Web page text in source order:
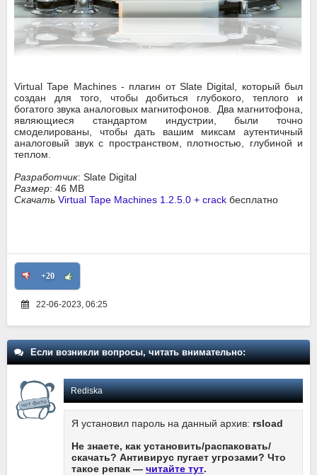
Virtual Tape Machines - плагин от Slate Digital, который был
создан для того, чтобы добиться глубокого, теплого и
богатого звука аналоговых магнитофонов. Два магнитофона,
являющиеся стандартом индустрии, были точно
смоделированы, чтобы дать вашим миксам аутентичный
аналоговый звук с пространством, плотностью, глубиной и
теплом.
Разработчик: Slate Digital
Размер: 46 MB
Скачать Virtual Tape Machines 1.2.5.0 + crack бесплатно
+20
22-06-2023, 06:25
Если возникли вопросы, читать внимательно:
Rediska
Я установил пароль на данный архив: rsload
Не знаете, как установить/распаковать/
скачать? Антивирус пугает угрозами? Что
такое репак — читайте тут.